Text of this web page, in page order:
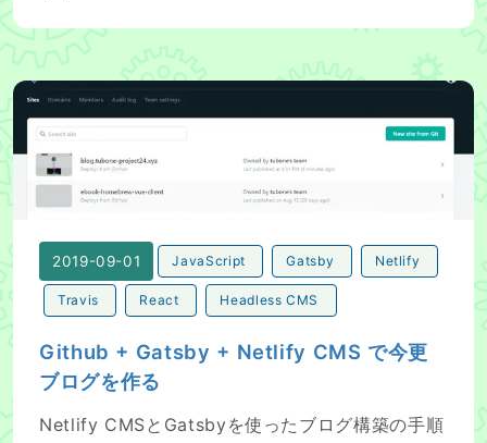
Github + Gatsby + Netlify CMS で今更ブログを作る
2019-09-01 JavaScript Gatsby Netlify
Travis React Headless CMS
Github + Gatsby + Netlify CMS で今更
ブログを作る
Netlify CMSとGatsbyを使ったブログ構築の手順